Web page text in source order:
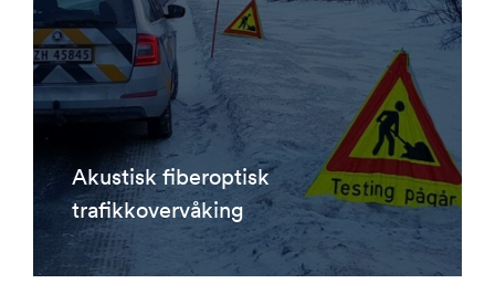
Akustisk fiberoptisk
trafikkovervåking